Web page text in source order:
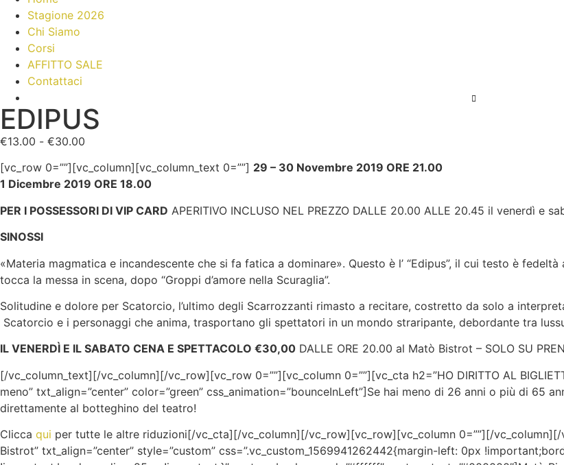
Stagione 2026
Chi Siamo
Corsi
AFFITTO SALE
Contattaci
EDIPUS
€13.00 - €30.00
[vc_row 0=””][vc_column][vc_column_text 0=””] 29 – 30 Novembre 2019 ORE 21.00
1 Dicembre 2019 ORE 18.00
PER I POSSESSORI DI VIP CARD APERITIVO INCLUSO NEL PREZZO DALLE 20.00 ALLE 20.45 il venerdì e
SINOSSI
«Materia magmatica e incandescente che si fa fatica a dominare». Questo è l’ “Edipus”, il cui testo è
tocca la messa in scena, dopo “Groppi d’amore nella Scuraglia”.
Solitudine e dolore per Scatorcio, l’ultimo degli Scarrozzanti rimasto a recitare, costretto da solo a
Scatorcio e i personaggi che anima, trasportano gli spettatori in un mondo straripante, debordante tra
IL VENERDÌ E IL SABATO CENA E SPETTACOLO €30,00 DALLE ORE 20.00 al Matò Bistrot – SOLO SU
[/vc_column_text][/vc_column][/vc_row][vc_row 0=””][vc_column 0=””][vc_cta h2=”HO DIRITTO AL
meno” txt_align=”center” color=”green” css_animation=”bounceInLeft”]Se hai meno di 26 anni o più di
direttamente al botteghino del teatro!
Clicca qui per tutte le altre riduzioni[/vc_cta][/vc_column][/vc_row][vc_row][vc_column 0=””][/
Bistrot” txt_align=”center” style=”custom” css=”.vc_custom_1569941262442{margin-left: 0px